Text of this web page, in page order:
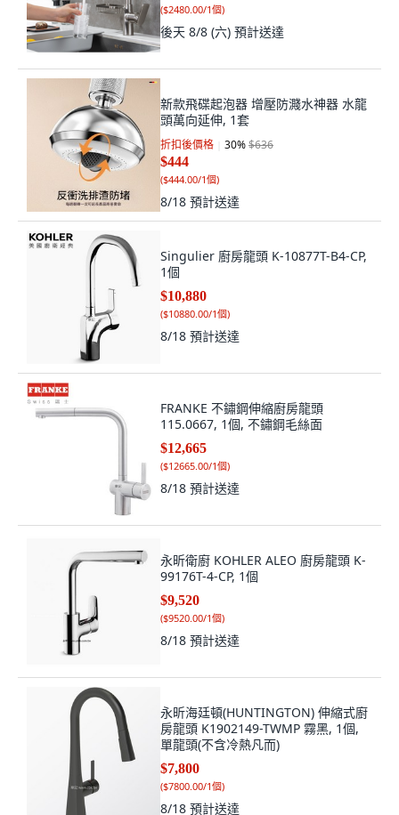
($2480.00/1個)
後天 8/8 (六) 預計送達
新款飛碟起泡器 增壓防濺水神器 水龍
頭萬向延伸, 1套
折扣後價格 30%$636
$444
($444.00/1個)
8/18 預計送達
Singulier 廚房龍頭 K-10877T-B4-CP,
1個
$10,880
($10880.00/1個)
8/18 預計送達
FRANKE 不鏽鋼伸縮廚房龍頭
115.0667, 1個, 不鏽鋼毛絲面
$12,665
($12665.00/1個)
8/18 預計送達
永昕衛廚 KOHLER ALEO 廚房龍頭 K-
99176T-4-CP, 1個
$9,520
($9520.00/1個)
8/18 預計送達
永昕海廷頓(HUNTINGTON) 伸縮式廚
房龍頭 K1902149-TWMP 霧黑, 1個,
單龍頭(不含冷熱凡而)
$7,800
($7800.00/1個)
8/18 預計送達